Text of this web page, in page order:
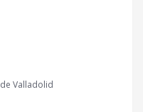
Valladolid